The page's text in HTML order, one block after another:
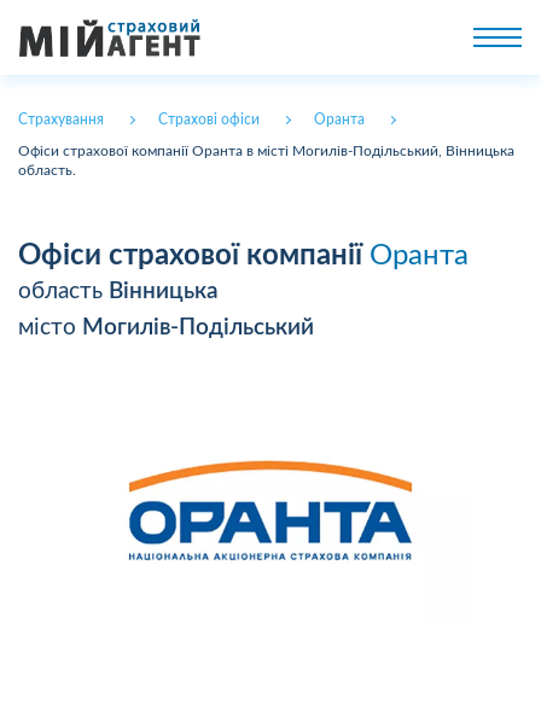
Страхування Страхові офіси Оранта
Офіси страхової компанії Оранта в місті Могилів-Подільський, Вінницька
область.
Офіси страхової компанії Оранта
область Вінницька
місто Могилів-Подільський